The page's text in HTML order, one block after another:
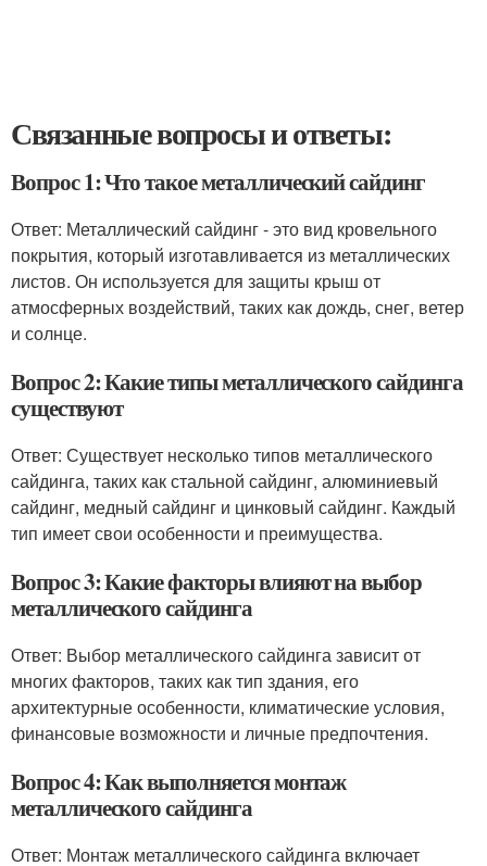
Связанные вопросы и ответы:
Вопрос 1: Что такое металлический сайдинг
Ответ: Металлический сайдинг - это вид кровельного
покрытия, который изготавливается из металлических
листов. Он используется для защиты крыш от
атмосферных воздействий, таких как дождь, снег, ветер
и солнце.
Вопрос 2: Какие типы металлического сайдинга
существуют
Ответ: Существует несколько типов металлического
сайдинга, таких как стальной сайдинг, алюминиевый
сайдинг, медный сайдинг и цинковый сайдинг. Каждый
тип имеет свои особенности и преимущества.
Вопрос 3: Какие факторы влияют на выбор
металлического сайдинга
Ответ: Выбор металлического сайдинга зависит от
многих факторов, таких как тип здания, его
архитектурные особенности, климатические условия,
финансовые возможности и личные предпочтения.
Вопрос 4: Как выполняется монтаж
металлического сайдинга
Ответ: Монтаж металлического сайдинга включает